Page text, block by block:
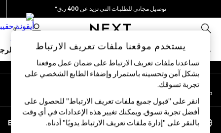
توصيل مجاني للطلبات التي تزيد عن 400 ر.ق*
نحن نقوم بدفع جميع الرسوم 0
ملابس مدرسية البنات الأولاد البيبي النساء
SCHOOLWEAR
All Boys Schoolwear
Shoes
Trousers
Shorts
An error occurred on client
شبكاتنا الاجتماعية
حسابي
اختر اللغة
العربية
En
يستخدم موقعنا ملفات تعريف الارتباط
تساعدنا ملفات تعريف الارتباط على ضمان عمل موقعنا
بشكل آمن وتحسينه باستمرار وإضفاء الطابع الشخصي على
تجربة تسوقك.‏
انقر على "قبول جميع ملفات تعريف الارتباط" للحصول على
أفضل تجربة تسوق. ويمكنك تغيير هذه الإعدادات في أي وقت
بالنقر على "إدارة ملفات تعريف الارتباط يدويًا" أدناه.